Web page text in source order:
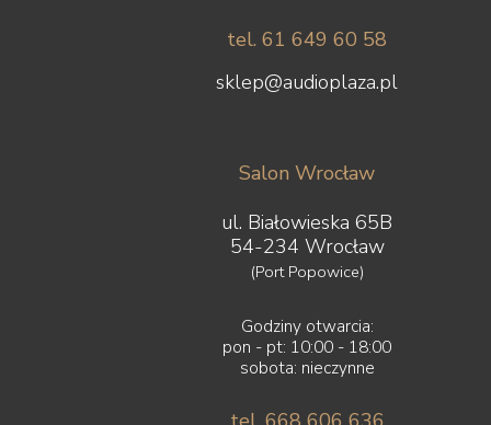
tel. 61 649 60 58
sklep@audioplaza.pl
Salon Wrocław
ul. Białowieska 65B
54-234 Wrocław
(Port Popowice)
Godziny otwarcia:
pon - pt: 10:00 - 18:00
sobota: nieczynne